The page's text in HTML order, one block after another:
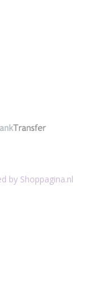
by Shoppagina.nl